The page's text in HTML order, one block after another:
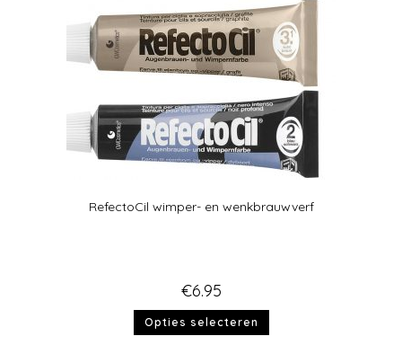
RefectoCil wimper- en wenkbrauwverf
€6.95
Opties selecteren